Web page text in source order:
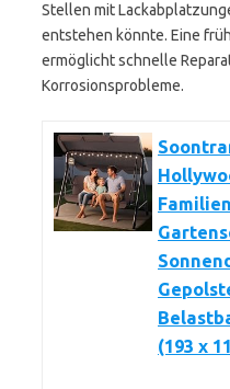
Stellen mit
entstehen könnte. Eine
ermöglicht schnelle
Korrosionsprobleme.
(193 x